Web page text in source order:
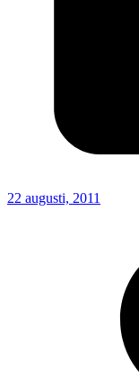
22 augusti, 2011